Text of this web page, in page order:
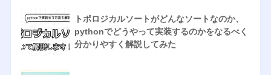
トポロジカルソートがどんなソートなのか、
pythonでどうやって実装するのかをなるべく
分かりやすく解説してみた